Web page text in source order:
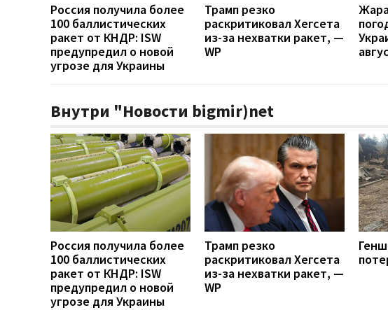
Россия получила более
100 баллистических
ракет от КНДР: ISW
предупредил о новой
угрозе для Украины
Трамп резко
раскритиковал Хегсета
из-за нехватки ракет, —
WP
Внутри "Новости bigmir)net
Россия получила более
100 баллистических
ракет от КНДР: ISW
предупредил о новой
угрозе для Украины
Трамп резко
раскритиковал Хегсета
из-за нехватки ракет, —
WP